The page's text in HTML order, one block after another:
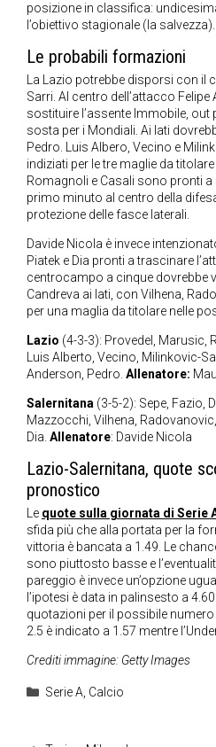
posizione in classifica:
l’obiettivo stagionale (la salvezza).
Le probabili formazioni
La Lazio potrebbe disporsi con il
Sarri. Al centro dell’attacco Felipe
sostituire l’assente Immobile,
sosta per i Mondiali. Ai lati
Pedro. Luis Albero, Vecino e
indiziati per le tre maglie da
Romagnoli e Casali sono pronti a
primo minuto al centro della
protezione delle fasce laterali.
Davide Nicola è invece
Piatek e Dia pronti a trascinare
centrocampo a cinque dovrebbe
Candreva ai lati, con Vilhena,
per una maglia da titolare nelle
Lazio (4-3-3): Provedel, Marusic,
Luis Alberto, Vecino, Milinkovic-
Anderson, Pedro. Allenatore:
Salernitana (3-5-2): Sepe, Fazio,
Mazzocchi, Vilhena,
Dia. Allenatore: Davide Nicola
Lazio-Salernitana, quote
pronostico
Le quote sulla giornata di Serie
sfida più che alla portata per la
vittoria è bancata a 1.49. Le
sono piuttosto basse e
pareggio è invece un’opzione
l’ipotesi è data in palinsesto a
quotazioni per il possibile numero
2.5 è indicato a 1.57 mentre
Crediti immagine: Getty Images
Categorie
Serie A, Calcio